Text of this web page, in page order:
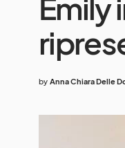
by Anna Chiara Delle